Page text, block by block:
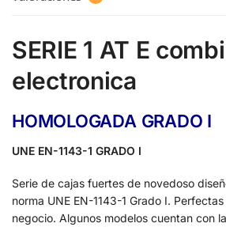
SERIE 1 AT E
electronica
HOMOLOGADA GRADO I
UNE EN-1143-1 GRADO I
Serie de cajas fuertes de novedoso
norma UNE EN-1143-1 Grado I.
negocio. Algunos modelos cuentan con